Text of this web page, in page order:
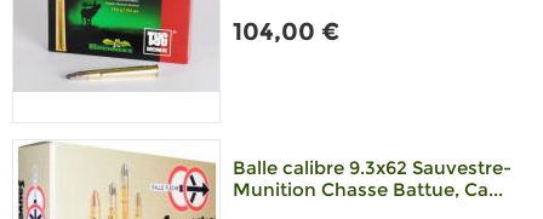
104,00 €
Balle calibre 9.3x62 Sauvestre-
Munition Chasse Battue, Ca...